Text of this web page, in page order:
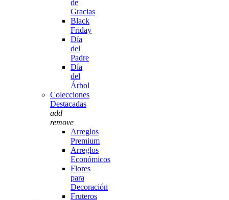
de
Gracias
Black
Friday
Día
del
Padre
Día
del
Árbol
Colecciones
Destacadas
add
remove
Arreglos
Premium
Arreglos
Económicos
Flores
para
Decoración
Fruteros